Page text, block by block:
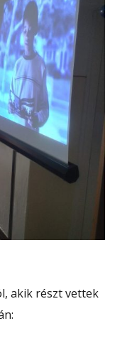
akik részt vettek